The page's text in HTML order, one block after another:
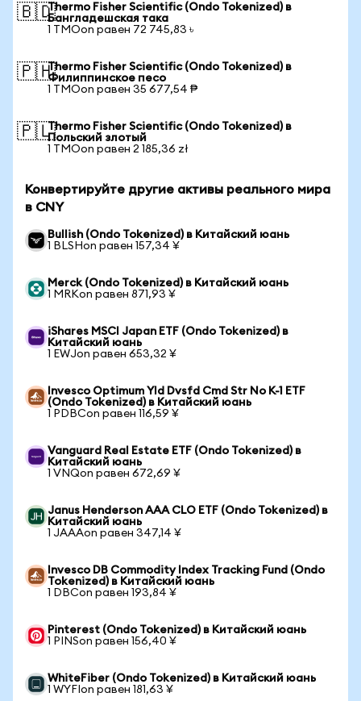
🇧🇩Thermo Fisher Scientific (Ondo Tokenized) в
Бангладешская така
1 TMOon равен 72 745,83 ৳
🇵🇭Thermo Fisher Scientific (Ondo Tokenized) в
Филиппинское песо
1 TMOon равен 35 677,54 ₱
🇵🇱Thermo Fisher Scientific (Ondo Tokenized) в
Польский злотый
1 TMOon равен 2 185,36 zł
Конвертируйте другие активы реального мира
в CNY
Bullish (Ondo Tokenized) в Китайский юань
1 BLSHon равен 157,34 ¥
Merck (Ondo Tokenized) в Китайский юань
1 MRKon равен 871,93 ¥
iShares MSCI Japan ETF (Ondo Tokenized) в
Китайский юань
1 EWJon равен 653,32 ¥
Invesco Optimum Yld Dvsfd Cmd Str No K-1 ETF
(Ondo Tokenized) в Китайский юань
1 PDBCon равен 116,59 ¥
Vanguard Real Estate ETF (Ondo Tokenized) в
Китайский юань
1 VNQon равен 672,69 ¥
Janus Henderson AAA CLO ETF (Ondo Tokenized) в
Китайский юань
1 JAAAon равен 347,14 ¥
Invesco DB Commodity Index Tracking Fund (Ondo
Tokenized) в Китайский юань
1 DBCon равен 193,84 ¥
Pinterest (Ondo Tokenized) в Китайский юань
1 PINSon равен 156,40 ¥
WhiteFiber (Ondo Tokenized) в Китайский юань
1 WYFIon равен 181,63 ¥